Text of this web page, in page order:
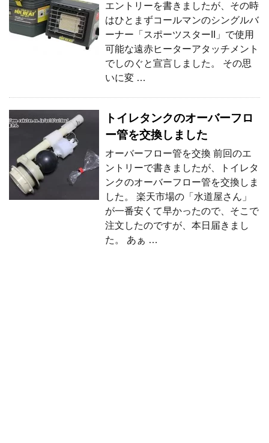
エントリーを書きましたが、その時
はひとまずコールマンのシングルバ
ーナー「スポーツスターII」で使用
可能な遠赤ヒーターアタッチメント
でしのぐと宣言しました。 その思
いに変 …
トイレタンクのオーバーフロ
ー管を交換しました
オーバーフロー管を交換 前回のエ
ントリーで書きましたが、トイレタ
ンクのオーバーフロー管を交換しま
した。 楽天市場の「水道屋さん」
が一番安くて早かったので、そこで
注文したのですが、本日届きまし
た。 あぁ …